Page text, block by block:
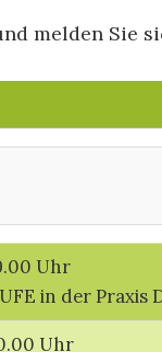
melden Sie
Uhr
in der Praxis
Uhr